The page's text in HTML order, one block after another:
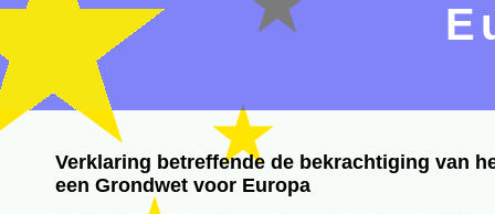
Verklaring betreffende de bekrachtiging van
een Grondwet voor Europa